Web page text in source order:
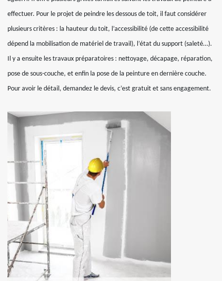
effectuer. Pour le projet de peindre les dessous de toit, il faut considérer
plusieurs critères : la hauteur du toit, l’accessibilité (de cette accessibilité
dépend la mobilisation de matériel de travail), l’état du support (saleté…).
Il y a ensuite les travaux préparatoires : nettoyage, décapage, réparation,
pose de sous-couche, et enfin la pose de la peinture en dernière couche.
Pour avoir le détail, demandez le devis, c’est gratuit et sans engagement.